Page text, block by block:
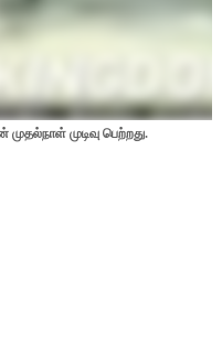
முடிவு பெற்றது.